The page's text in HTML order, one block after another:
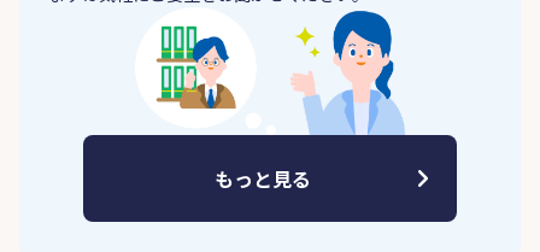
もっと見る